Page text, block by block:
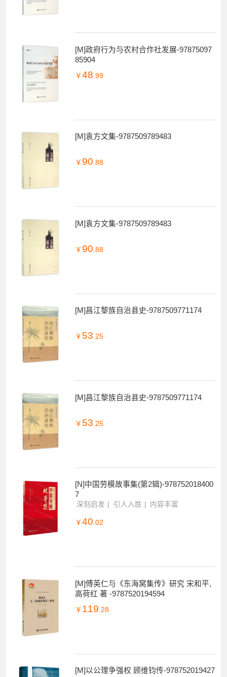
[M]政府行为与农村合作社发展-97875097
85904
￥ 48 .99
[M]袁方文集-9787509789483
￥ 90.88
[M]袁方文集-9787509789483
￥ 90 .88
[M]昌江黎族自治县史-9787509771174
￥ 53.25
[M]昌江黎族自治县史-9787509771174
￥ 53 .25
[N]中国劳模故事集(第2辑)-978752018400
7
深刻启发 引人入胜 内容丰富
￥ 40.02
[M]傅英仁与《东海窝集传》研究 宋和平,
高荷红 著 -9787520194594
￥ 119 .28
[M]以公理争强权 顾维钧传-978752019427